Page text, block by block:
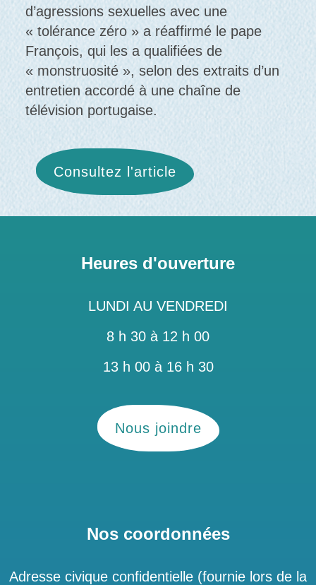
d’agressions sexuelles avec une
« tolérance zéro » a réaffirmé le pape
François, qui les a qualifiées de
« monstruosité », selon des extraits d’un
entretien accordé à une chaîne de
télévision portugaise.
Consultez l'article
Heures d'ouverture
LUNDI AU VENDREDI
8 h 30 à 12 h 00
13 h 00 à 16 h 30
Nous joindre
Nos coordonnées
Adresse civique confidentielle (fournie lors de la